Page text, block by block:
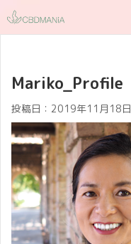
Mariko_Profile
投稿日： 2019年11月18日